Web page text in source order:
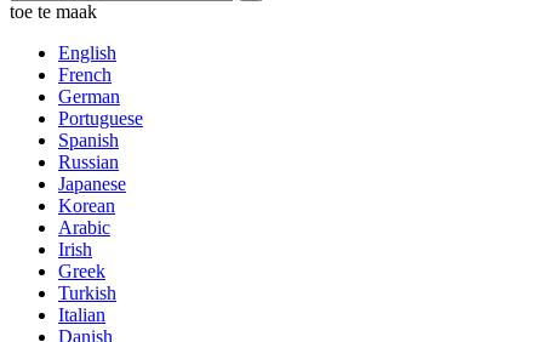
toe te maak
English
French
German
Portuguese
Spanish
Russian
Japanese
Korean
Arabic
Irish
Greek
Turkish
Italian
Danish